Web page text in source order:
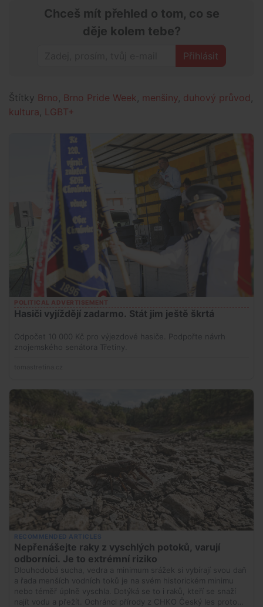
Chceš mít přehled o tom, co se
děje kolem tebe?
Přihlásit
Štítky Brno , Brno Pride Week, menšiny, duhový průvod ,
kultura, LGBT+